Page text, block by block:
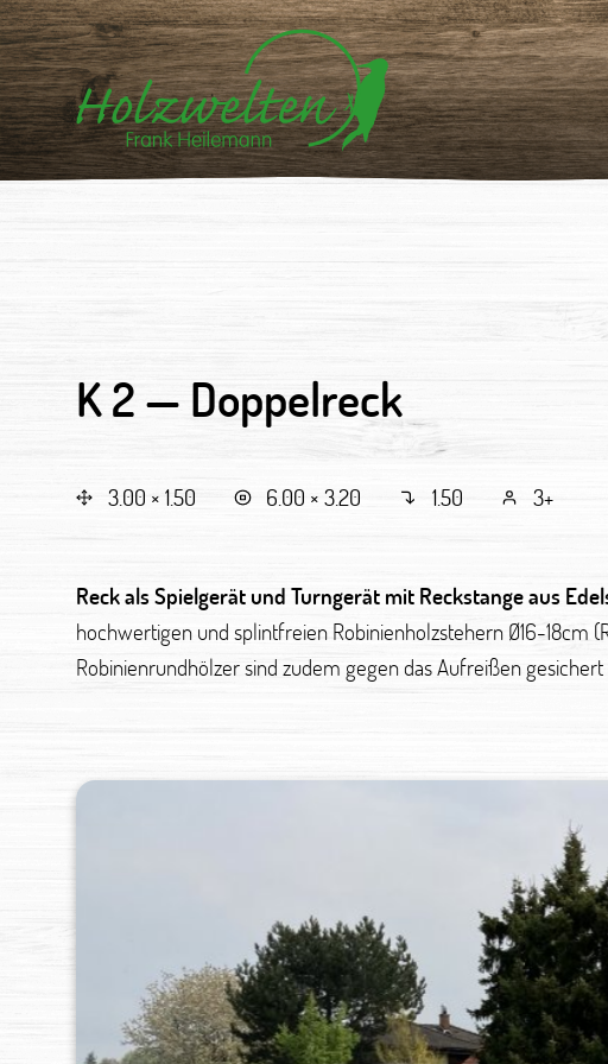
K 2 — Doppelreck
3.00 × 1.50 6.00 × 3.20 1.50 3+
Reck als Spielgerät und Turngerät mit Reckstange aus
hochwertigen und splintfreien Robinienholzstehern Ø16-18cm
Robinienrundhölzer sind zudem gegen das Aufreißen